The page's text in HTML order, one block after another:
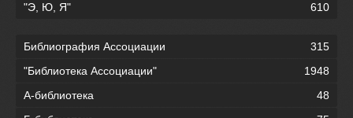
"Э, Ю, Я"
610
Библиография Ассоциации
315
"Библиотека Ассоциации"
1948
А-библиотека
48